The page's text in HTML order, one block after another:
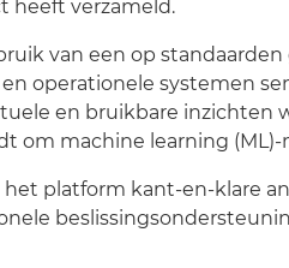
heeft verzameld.
van een op
operationele systemen
en bruikbare inzichten
om machine learning (ML)-
platform kant-en-klare